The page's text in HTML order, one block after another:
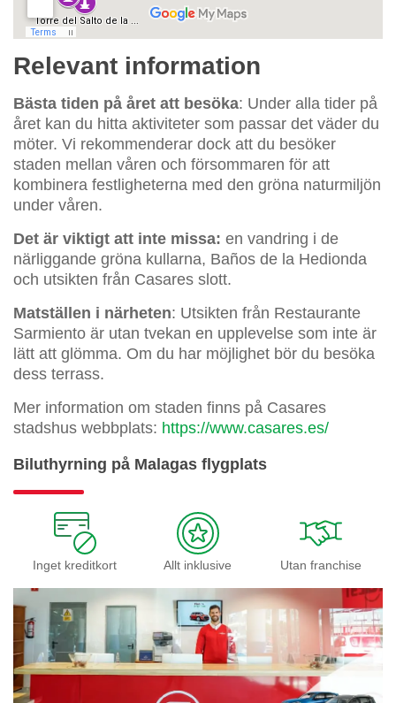
Relevant information
Bästa tiden på året att besöka: Under alla tider på
året kan du hitta aktiviteter som passar det väder du
möter. Vi rekommenderar dock att du besöker
staden mellan våren och försommaren för att
kombinera festligheterna med den gröna naturmiljön
under våren.
Det är viktigt att inte missa: en vandring i de
närliggande gröna kullarna, Baños de la Hedionda
och utsikten från Casares slott.
Matställen i närheten: Utsikten från Restaurante
Sarmiento är utan tvekan en upplevelse som inte är
lätt att glömma. Om du har möjlighet bör du besöka
dess terrass.
Mer information om staden finns på Casares
stadshus webbplats: https://www.casares.es/
Biluthyrning på Malagas flygplats
Inget kreditkort Allt inklusive Utan franchise